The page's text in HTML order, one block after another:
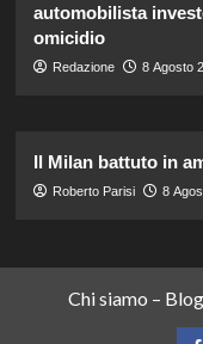
automobilista
omicidio
Redazione 8 Agosto
Il Milan battuto in
Roberto Parisi 8
Chi siamo –